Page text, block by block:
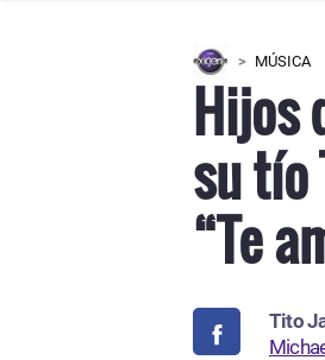
MÚSICA
Hijos
su tío
“Te
Tito